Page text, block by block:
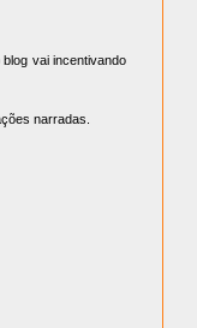
vai incentivando
narradas.